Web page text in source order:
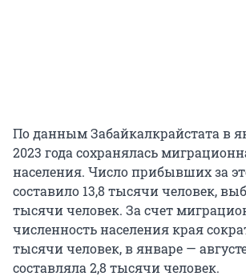
По данным Забайкалкрайстата в
2023 года сохранялась
населения. Число прибывших за
составило 13,8 тысячи человек,
тысячи человек. За счет
численность населения края
тысячи человек, в январе —
составляла 2,8 тысячи человек.